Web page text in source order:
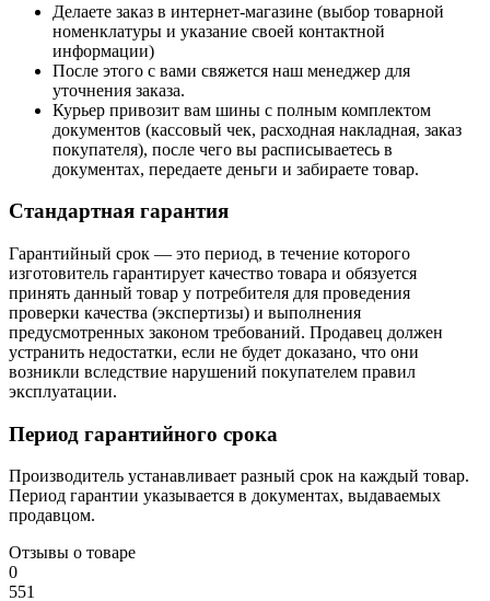
Делаете заказ в интернет-магазине (выбор товарной
номенклатуры и указание своей контактной
информации)
После этого с вами свяжется наш менеджер для
уточнения заказа.
Курьер привозит вам шины с полным комплектом
документов (кассовый чек, расходная накладная, заказ
покупателя), после чего вы расписываетесь в
документах, передаете деньги и забираете товар.
Стандартная гарантия
Гарантийный срок — это период, в течение которого
изготовитель гарантирует качество товара и обязуется
принять данный товар у потребителя для проведения
проверки качества (экспертизы) и выполнения
предусмотренных законом требований. Продавец должен
устранить недостатки, если не будет доказано, что они
возникли вследствие нарушений покупателем правил
эксплуатации.
Период гарантийного срока
Производитель устанавливает разный срок на каждый товар.
Период гарантии указывается в документах, выдаваемых
продавцом.
Отзывы о товаре
0
551